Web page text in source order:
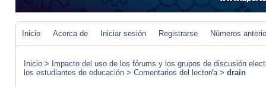
Inicio Acerca de Iniciar sesión Registrarse Números
Inicio > Impacto del uso de los fórums y los grupos de discusión
los estudiantes de educación > Comentarios del lector/a> drain